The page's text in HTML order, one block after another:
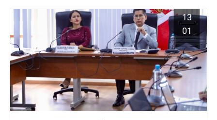
13
01